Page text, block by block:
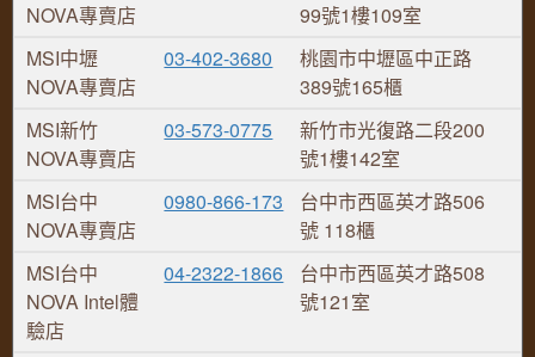
NOVA專賣店
99號1樓109室
MSI中壢
NOVA專賣店
03-402-3680
桃園市中壢區中正路
389號165櫃
MSI新竹
NOVA專賣店
03-573-0775
新竹市光復路二段200
號1樓142室
MSI台中
NOVA專賣店
0980-866-173
台中市西區英才路506
號 118櫃
MSI台中
NOVA Intel體
驗店
04-2322-1866
台中市西區英才路508
號121室